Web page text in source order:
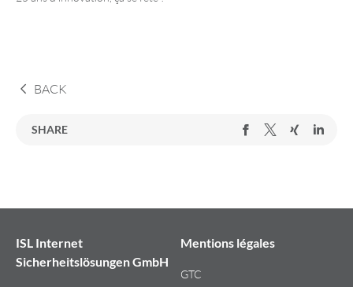
BACK
SHARE
ISL Internet
Sicherheitslösungen GmbH
Mentions légales
GTC